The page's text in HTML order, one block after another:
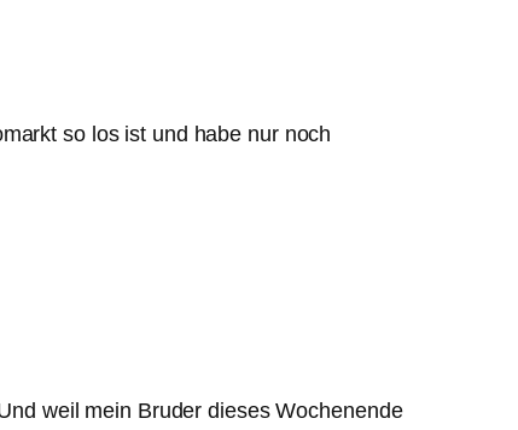
so los ist und habe nur noch
weil mein Bruder dieses Wochenende